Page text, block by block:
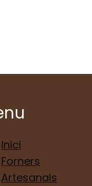
Inici
Forners
Artesanals